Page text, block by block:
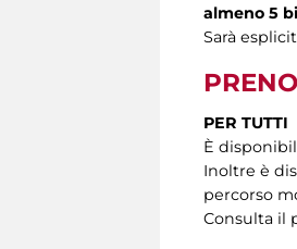
almeno 5
Sarà
PER TUTTI
È
Inoltre è
percorso
Consulta il